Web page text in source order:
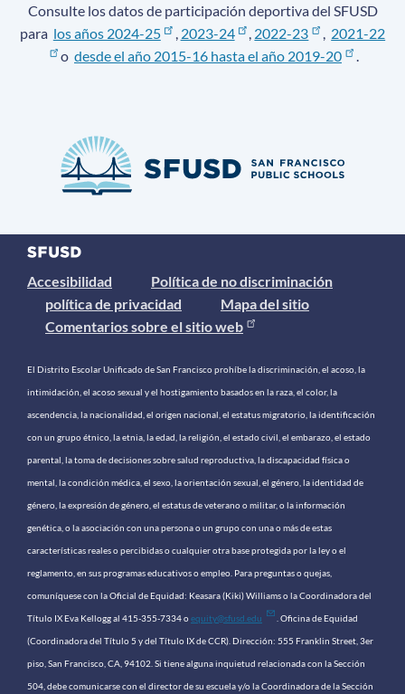
Consulte los datos de participación deportiva del SFUSD
para los años 2024-25 , 2023-24 , 2022-23 , 2021-22
o desde el año 2015-16 hasta el año 2019-20 .
Accesibilidad
Política de no discriminación
política de privacidad
Mapa del sitio
Comentarios sobre el sitio web
El Distrito Escolar Unificado de San Francisco prohíbe la discriminación, el acoso, la
intimidación, el acoso sexual y el hostigamiento basados ​​en la raza, el color, la
ascendencia, la nacionalidad, el origen nacional, el estatus migratorio, la identificación
con un grupo étnico, la etnia, la edad, la religión, el estado civil, el embarazo, el estado
parental, la toma de decisiones sobre salud reproductiva, la discapacidad física o
mental, la condición médica, el sexo, la orientación sexual, el género, la identidad de
género, la expresión de género, el estatus de veterano o militar, o la información
genética, o la asociación con una persona o un grupo con una o más de estas
características reales o percibidas o cualquier otra base protegida por la ley o el
reglamento, en sus programas educativos o empleo. Para preguntas o quejas,
comuníquese con la Oficial de Equidad: Keasara (Kiki) Williams o la Coordinadora del
Título IX Eva Kellogg al 415-355-7334 oequity@sfusd.edu . Oficina de Equidad
(Coordinadora del Título 5 y del Título IX de CCR). Dirección: 555 Franklin Street, 3er
piso, San Francisco, CA, 94102. Si tiene alguna inquietud relacionada con la Sección
504, debe comunicarse con el director de su escuela y/o la Coordinadora de la Sección